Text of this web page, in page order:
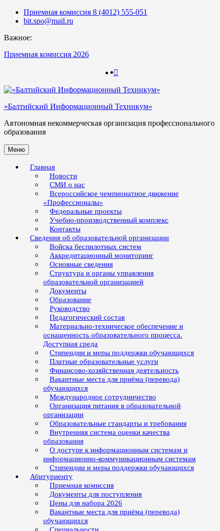
Skip
Приемная комиссия 8 (4012) 555-051
bit.spo@mail.ru
Важное:
Приемная комиссия 2026
«Балтийский Информационный Техникум»
Автономная некоммерческая организация профессионального
образования
Меню
Главная
Новости
СМИ о нас
Всероссийское чемпионатное движение
«Профессионалы»
Федеральные проекты
Учебно-производственный комплекс
Контакты
Сведения об образовательной организации
Войска беспилотных систем
Аккредитационный мониторинг
Основные сведения
Структура и органы управления
образовательной организацией
Документы
Образование
Руководство
Педагогический состав
Материально-техническое обеспечение и
оснащенность образовательного процесса.
Доступная среда
Стипендии и меры поддержки обучающихся
Платные образовательные услуги
Финансово-хозяйственная деятельность
Вакантные места для приёма (перевода)
обучающихся
Международное сотрудничество
Организация питания в образовательной
организации
Образовательные стандарты и требования
Внутренняя система оценки качества
образования
О доступе к информационным системам и
информационно-коммуникационным системам
Стипендии и меры поддержки обучающихся
Абитуриенту
Приемная комиссия
Документы для поступления
Цены для набора 2026
Вакантные места для приёма (перевода)
обучающихся